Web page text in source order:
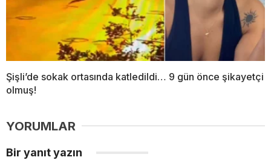
Şişli’de sokak ortasında katledildi… 9 gün önce şikayetçi
olmuş!
YORUMLAR
Bir yanıt yazın